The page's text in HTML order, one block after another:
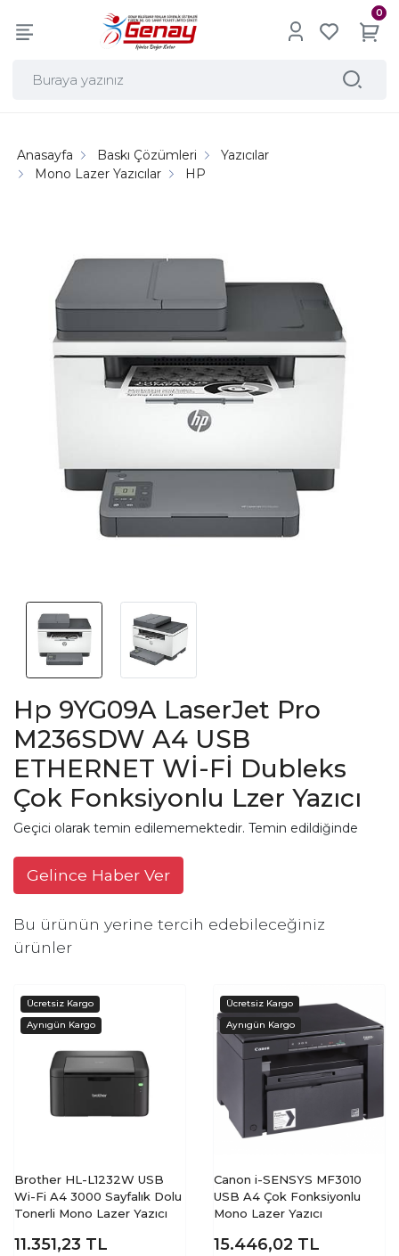
0
Anasayfa Baskı Çözümleri
Yazıcılar
Mono Lazer Yazıcılar
HP
Hp 9YG09A LaserJet Pro
M236SDW A4 USB
ETHERNET Wİ-Fİ Dubleks
Çok Fonksiyonlu Lzer Yazıcı
Geçici olarak temin edilememektedir. Temin edildiğinde
Gelince Haber Ver
Bu ürünün yerine tercih edebileceğiniz
ürünler
Brother HL-L1232W USB
Wi-Fi A4 3000 Sayfalık Dolu
Tonerli Mono Lazer Yazıcı
11.351,23 TL
Canon i-SENSYS MF3010
USB A4 Çok Fonksiyonlu
Mono Lazer Yazıcı
15.446,02 TL